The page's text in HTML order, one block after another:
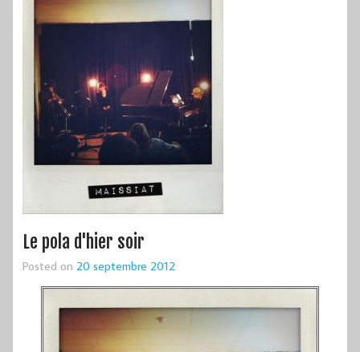
Le pola d'hier soir
Posted on 20 septembre 2012